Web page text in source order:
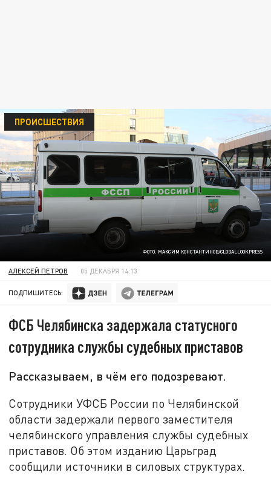
ФОТО: МАКСИМ КОНСТАНТИНОВ/GLOBALLOOKPRESS
ПРОИСШЕСТВИЯ
АЛЕКСЕЙ ПЕТРОВ 05 ДЕКАБРЯ 14:13
ПОДПИШИТЕСЬ:
ФСБ Челябинска задержала статусного
сотрудника службы судебных приставов
Рассказываем, в чём его подозревают.
Сотрудники УФСБ России по Челябинской
области задержали первого заместителя
челябинского управления службы судебных
приставов. Об этом изданию Царьград
сообщили источники в силовых структурах.